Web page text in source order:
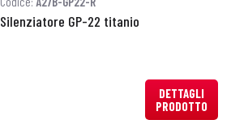
Silenziatore GP-22 titanio
DETTAGLI
PRODOTTO